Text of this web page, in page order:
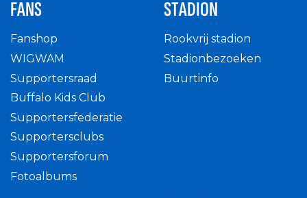
FANS
Fanshop
WIGWAM
Supportersraad
Buffalo Kids Club
Supportersfederatie
Supportersclubs
Supportersforum
Fotoalbums
STADION
Rookvrij stadion
Stadionbezoeken
Buurtinfo